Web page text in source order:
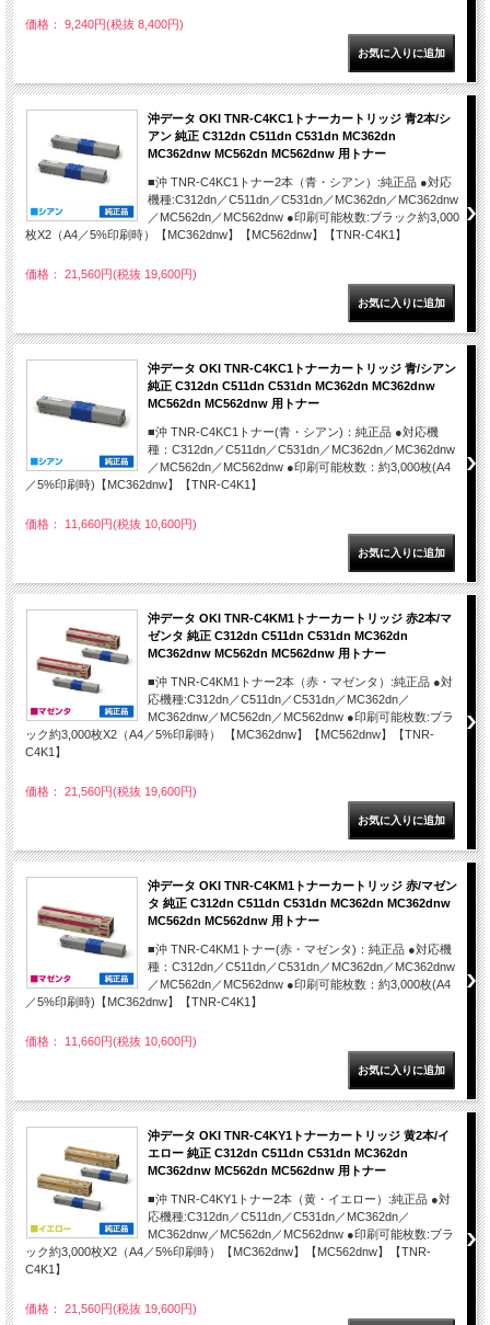
価格： 9,240円(税抜 8,400円)
沖データ OKI TNR-C4KC1トナーカートリッジ 青2本/シ
アン 純正 C312dn C511dn C531dn MC362dn
MC362dnw MC562dn MC562dnw 用トナー
■沖 TNR-C4KC1トナー2本（青・シアン）:純正品 ●対応
機種:C312dn／C511dn／C531dn／MC362dn／MC362dnw
／MC562dn／MC562dnw ●印刷可能枚数:ブラック約3,000
枚X2（A4／5%印刷時）【MC362dnw】【MC562dnw】【TNR-C4K1】
価格： 21,560円(税抜 19,600円)
沖データ OKI TNR-C4KC1トナーカートリッジ 青/シアン
純正 C312dn C511dn C531dn MC362dn MC362dnw
MC562dn MC562dnw 用トナー
■沖 TNR-C4KC1トナー(青・シアン)：純正品 ●対応機
種：C312dn／C511dn／C531dn／MC362dn／MC362dnw
／MC562dn／MC562dnw ●印刷可能枚数：約3,000枚(A4
／5%印刷時)【MC362dnw】【TNR-C4K1】
価格： 11,660円(税抜 10,600円)
沖データ OKI TNR-C4KM1トナーカートリッジ 赤2本/マ
ゼンタ 純正 C312dn C511dn C531dn MC362dn
MC362dnw MC562dn MC562dnw 用トナー
■沖 TNR-C4KM1トナー2本（赤・マゼンタ）:純正品 ●対
応機種:C312dn／C511dn／C531dn／MC362dn／
MC362dnw／MC562dn／MC562dnw ●印刷可能枚数:ブラ
ック約3,000枚X2（A4／5%印刷時） 【MC362dnw】【MC562dnw】【TNR-
C4K1】
価格： 21,560円(税抜 19,600円)
沖データ OKI TNR-C4KM1トナーカートリッジ 赤/マゼン
タ 純正 C312dn C511dn C531dn MC362dn MC362dnw
MC562dn MC562dnw 用トナー
■沖 TNR-C4KM1トナー(赤・マゼンタ)：純正品 ●対応機
種：C312dn／C511dn／C531dn／MC362dn／MC362dnw
／MC562dn／MC562dnw ●印刷可能枚数：約3,000枚(A4
／5%印刷時)【MC362dnw】【TNR-C4K1】
価格： 11,660円(税抜 10,600円)
沖データ OKI TNR-C4KY1トナーカートリッジ 黄2本/イ
エロー 純正 C312dn C511dn C531dn MC362dn
MC362dnw MC562dn MC562dnw 用トナー
■沖 TNR-C4KY1トナー2本（黄・イエロー）:純正品 ●対
応機種:C312dn／C511dn／C531dn／MC362dn／
MC362dnw／MC562dn／MC562dnw ●印刷可能枚数:ブラ
ック約3,000枚X2（A4／5%印刷時）【MC362dnw】【MC562dnw】【TNR-
C4K1】
価格： 21,560円(税抜 19,600円)